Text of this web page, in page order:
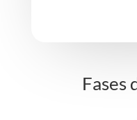
Fases